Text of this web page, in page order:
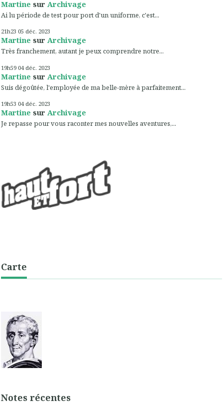
Martine sur Archivage
Ai lu période de test pour port d'un uniforme, c'est...
21h23 05 déc. 2023
Martine sur Archivage
Très franchement, autant je peux comprendre notre...
19h59 04 déc. 2023
Martine sur Archivage
Suis dégoûtée, l'employée de ma belle-mère à parfaitement...
19h53 04 déc. 2023
Martine sur Archivage
Je repasse pour vous raconter mes nouvelles aventures,...
Carte
Notes récentes